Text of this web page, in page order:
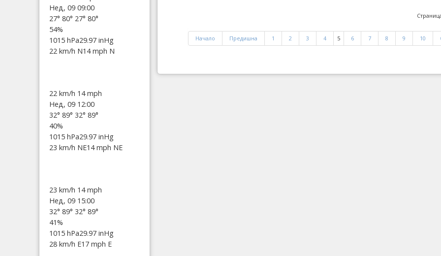
Начало Предишна 1 2 3 4 5 6 7 8 9 10
Нед, 09 09:00
27° 80° 27° 80°
54%
1015 hPa29.97 inHg
22 km/h N14 mph N
22 km/h 14 mph
Нед, 09 12:00
32° 89° 32° 89°
40%
1015 hPa29.97 inHg
23 km/h NE14 mph NE
23 km/h 14 mph
Нед, 09 15:00
32° 89° 32° 89°
41%
1015 hPa29.97 inHg
28 km/h E17 mph E